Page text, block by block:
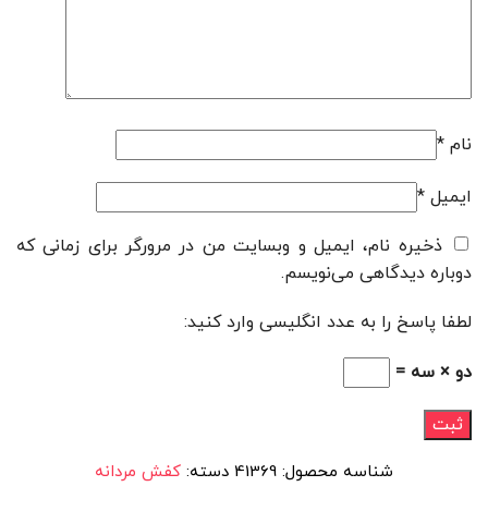
نام *
ایمیل *
ذخیره نام، ایمیل و وبسایت من در مرورگر برای زمانی که
دوباره دیدگاهی می‌نویسم.
لطفا پاسخ را به عدد انگلیسی وارد کنید:
دو × سه =
شناسه محصول: 41369 دسته: کفش مردانه